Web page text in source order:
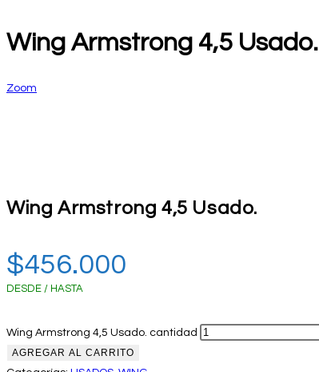
Wing Armstrong 4,5 Usado.
Zoom
Wing Armstrong 4,5 Usado.
$456.000
DESDE / HASTA
Wing Armstrong 4,5 Usado. cantidad
AGREGAR AL CARRITO